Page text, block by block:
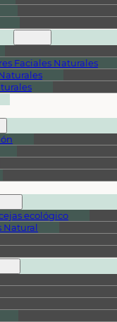
Faciales Naturales
ecológico
Natural